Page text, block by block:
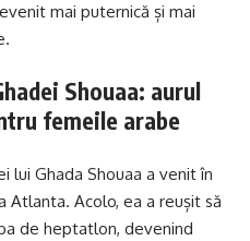
mai puternică și mai
Shouaa: aurul
femeile arabe
lui Ghada Shouaa a venit în
Atlanta. Acolo, ea a reușit să
de heptatlon, devenind